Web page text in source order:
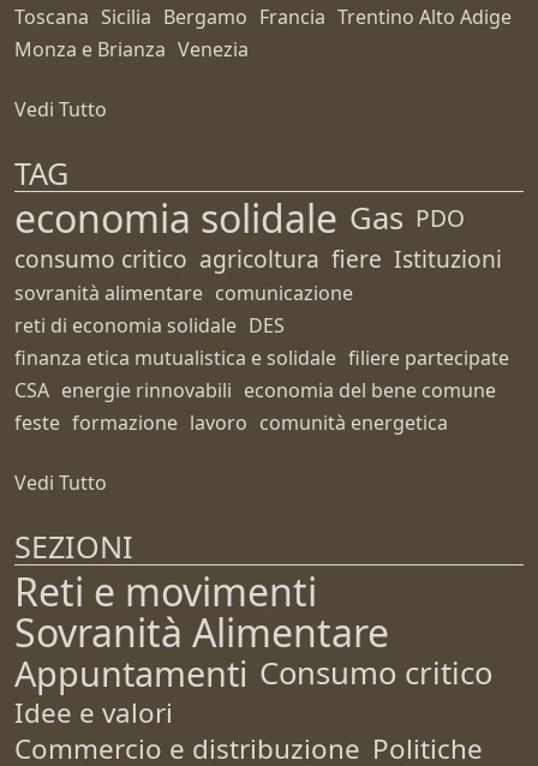
Toscana Sicilia Bergamo Francia Trentino Alto Adige
Monza e Brianza Venezia
Vedi Tutto
TAG
economia solidale Gas PDO
consumo critico agricoltura fiere Istituzioni
sovranità alimentare comunicazione
reti di economia solidale DES
finanza etica mutualistica e solidale filiere partecipate
CSA energie rinnovabili economia del bene comune
feste formazione lavoro comunità energetica
Vedi Tutto
SEZIONI
Reti e movimenti
Sovranità Alimentare
Appuntamenti Consumo critico
Idee e valori
Commercio e distribuzione Politiche